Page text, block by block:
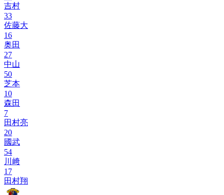
吉村
33
佐藤大
16
奥田
27
中山
50
芝本
10
森田
7
田村亮
20
國武
54
川﨑
17
田村翔